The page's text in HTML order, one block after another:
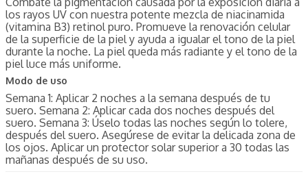
los rayos UV con nuestra potente mezcla de niacinamida
(vitamina B3) retinol puro. Promueve la renovación celular
de la superficie de la piel y ayuda a igualar el tono de la piel
durante la noche. La piel queda más radiante y el tono de la
piel luce más uniforme.
Modo de uso
Semana 1: Aplicar 2 noches a la semana después de tu
suero. Semana 2: Aplicar cada dos noches después del
suero. Semana 3: Úselo todas las noches según lo tolere,
después del suero. Asegúrese de evitar la delicada zona de
los ojos. Aplicar un protector solar superior a 30 todas las
mañanas después de su uso.